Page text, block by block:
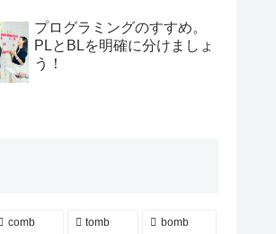
プログラミングのすすめ。
PLとBLを明確に分けましょ
う！
comb tomb bomb